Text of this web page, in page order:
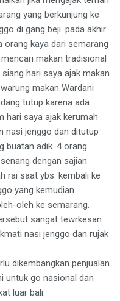
yang berkunjung ke
di gang beji. pada akhir
orang kaya dari semarang
makan tradisional
hari saya ajak makan
makan Wardani
tutup karena ada
hari saya ajak kerumah
nasi jenggo dan ditutup
buatan adik. 4 orang
dengan sajian
rai saat ybs. kembali ke
yang kemudian
oleh ke semarang.
sangat tewrkesan
nasi jenggo dan rujak
dikembangkan penjualan
untuk go nasional dan
luar bali.